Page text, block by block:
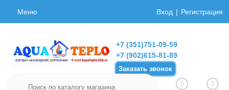
Меню Вход Регистрация
+7 (351)751-09-59
+7 (902)615-81-89
Заказать звонок
0 0